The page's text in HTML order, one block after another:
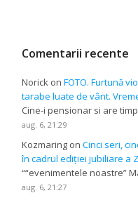
Comentarii recente
Norick onFOTO. Furtună
tarabe luate de vânt.
Cine-i pensionar si are
aug. 6, 21:29
Kozmaring onCinci seri,
în cadrul ediției jubiliare a
““evenimentele noastre”
aug. 6, 21:27